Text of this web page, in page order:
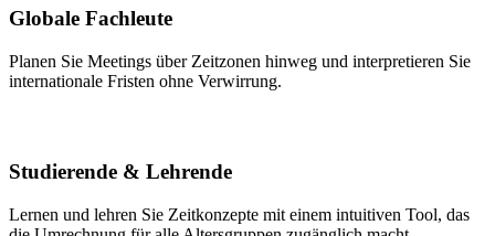
Globale Fachleute
Planen Sie Meetings über Zeitzonen hinweg und interpretieren Sie
internationale Fristen ohne Verwirrung.
Studierende & Lehrende
Lernen und lehren Sie Zeitkonzepte mit einem intuitiven Tool, das